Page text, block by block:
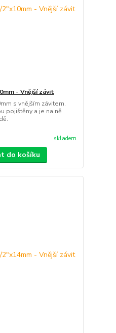
- Vnější závit
s vnějším závitem.
pojištěny a je na ně
skladem
do košíku